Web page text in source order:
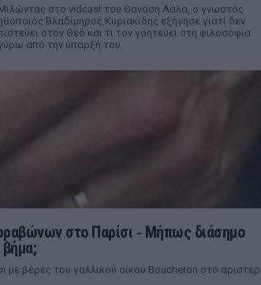
στο vidcast του Θανάση Λάλα, ο γνωστός
Βλαδίμηρος Κυριακίδης εξήγησε γιατί δεν
στον Θεό και τι τον γοητεύει στη φιλοσοφία
από την ύπαρξή του.
στο Παρίσι ‑ Μήπως διάσημο
βήμα;
με βέρες του γαλλικού οίκου Boucheron στο